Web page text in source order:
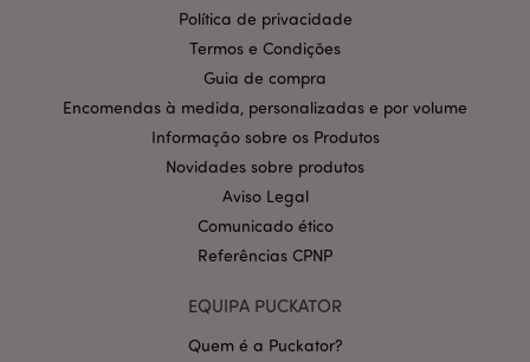
Política de privacidade
Termos e Condições
Guia de compra
Encomendas à medida, personalizadas e por volume
Informação sobre os Produtos
Novidades sobre produtos
Aviso Legal
Comunicado ético
Referências CPNP
EQUIPA PUCKATOR
Quem é a Puckator?
CookieScriptConsent
mage-cache-storage-section-